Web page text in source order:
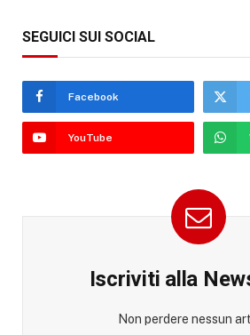
SEGUICI SUI SOCIAL
Facebook
YouTube
Iscriviti alla
Non perdere nessun